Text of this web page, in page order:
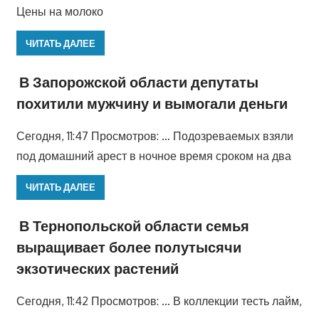
Цены на молоко
ЧИТАТЬ ДАЛЕЕ
В Запорожской области депутаты
похитили мужчину и вымогали деньги
Сегодня, 11:47 Просмотров: … Подозреваемых взяли
под домашний арест в ночное время сроком на два
ЧИТАТЬ ДАЛЕЕ
В Тернопольской области семья
выращивает более полутысячи
экзотических растений
Сегодня, 11:42 Просмотров: … В коллекции тесть лайм,